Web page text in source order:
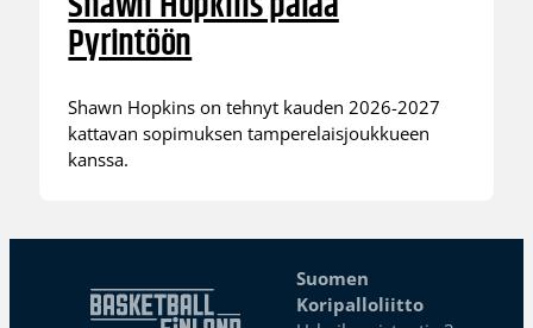
Pyrintöön
Shawn Hopkins on tehnyt kauden 2026-2027
kattavan sopimuksen tamperelaisjoukkueen
kanssa.
Suomen
Koripalloliitto